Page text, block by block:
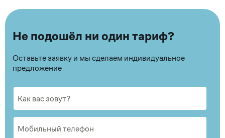
Не подошёл ни один тариф?
Оставьте заявку и мы сделаем индивидуальное
предложение